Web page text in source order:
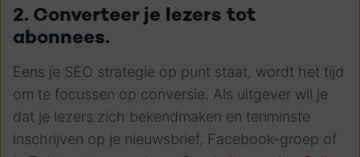
2. Converteer je lezers tot
abonnees.
Eens je SEO strategie op punt staat, wordt het tijd
om te focussen op conversie. Als uitgever wil je
dat je lezers zich bekendmaken en tenminste
inschrijven op je nieuwsbrief, Facebook-groep of